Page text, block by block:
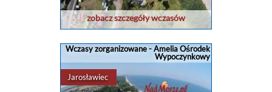
zobacz szczegóły wczasów
Wczasy zorganizowane - Amelia Ośrodek
Wypoczynkowy
Jarosławiec